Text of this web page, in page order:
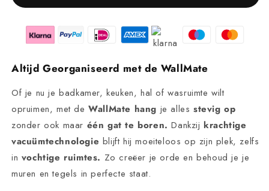
Altijd Georganiseerd met de WallMate
Of je nu je badkamer, keuken, hal of wasruimte wilt
opruimen, met de WallMate hang je allesstevig op
zonder ook maar één gat te boren. Dankzij krachtige
vacuümtechnologie blijft hij moeiteloos op zijn plek, zelfs
in vochtige ruimtes. Zo creëer je orde en behoud je je
muren en tegels in perfecte staat.